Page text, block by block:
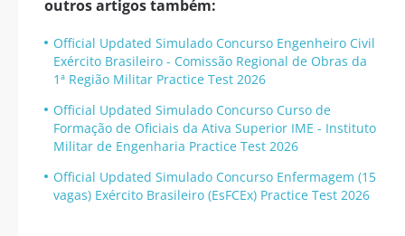
outros artigos também:
Official Updated Simulado Concurso Engenheiro Civil
Exército Brasileiro - Comissão Regional de Obras da
1ª Região Militar Practice Test 2026
Official Updated Simulado Concurso Curso de
Formação de Oficiais da Ativa Superior IME - Instituto
Militar de Engenharia Practice Test 2026
Official Updated Simulado Concurso Enfermagem (15
vagas) Exército Brasileiro (EsFCEx) Practice Test 2026